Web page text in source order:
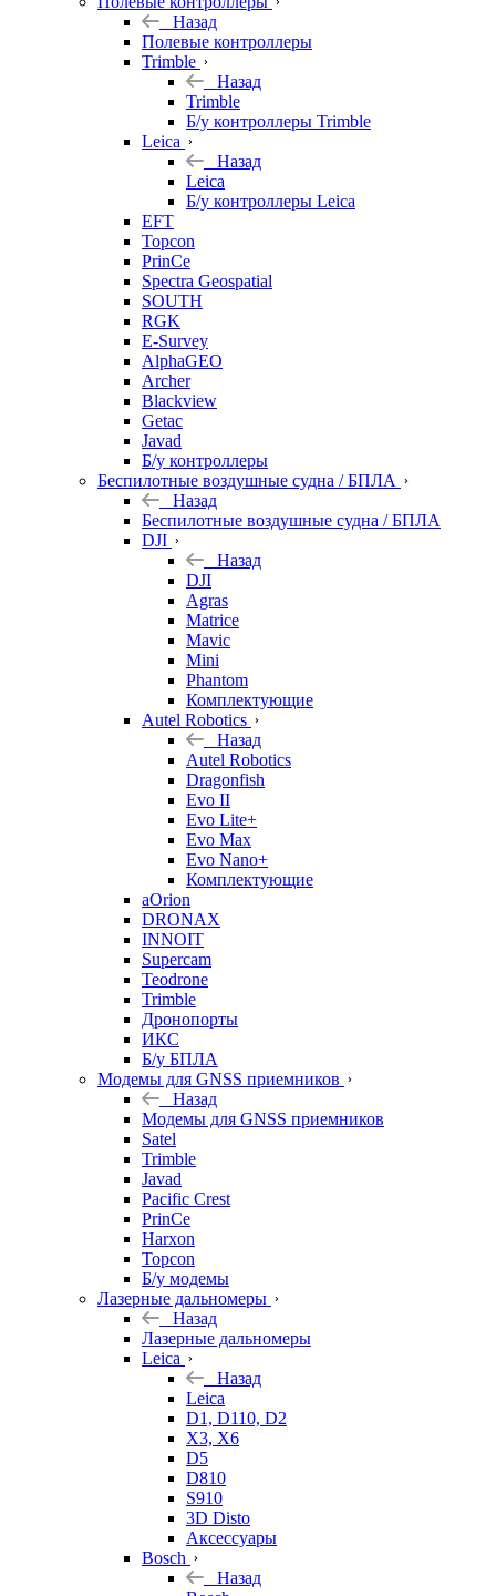
Назад
Полевые контроллеры
Trimble
Назад
Trimble
Б/у контроллеры Trimble
Leica
Назад
Leica
Б/у контроллеры Leica
EFT
Topcon
PrinCe
Spectra Geospatial
SOUTH
RGK
E-Survey
AlphaGEO
Archer
Blackview
Getac
Javad
Б/у контроллеры
Беспилотные воздушные судна / БПЛА
Назад
Беспилотные воздушные судна / БПЛА
DJI
Назад
DJI
Agras
Matrice
Mavic
Mini
Phantom
Комплектующие
Autel Robotics
Назад
Autel Robotics
Dragonfish
Evo II
Evo Lite+
Evo Max
Evo Nano+
Комплектующие
aOrion
DRONAX
INNOIT
Supercam
Teodrone
Trimble
Дронопорты
ИКС
Б/у БПЛА
Модемы для GNSS приемников
Назад
Модемы для GNSS приемников
Satel
Trimble
Javad
Pacific Crest
PrinCe
Harxon
Topcon
Б/у модемы
Лазерные дальномеры
Назад
Лазерные дальномеры
Leica
Назад
Leica
D1, D110, D2
X3, X6
D5
D810
S910
3D Disto
Аксессуары
Bosch
Назад